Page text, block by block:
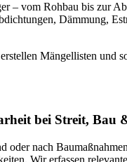
– vom Rohbau bis zur
Dämmung,
Mängellisten
bei Streit, Bau
nach
Wir erfassen